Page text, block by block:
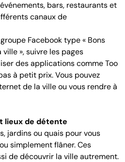
bars, restaurants et
canaux de
Facebook type « Bons
», suivre les pages
des applications comme Too
à petit prix. Vous pouvez
de la ville ou vous rendre à
lieux de détente
jardins ou quais pour vous
simplement flâner. Ces
de découvrir la ville autrement.